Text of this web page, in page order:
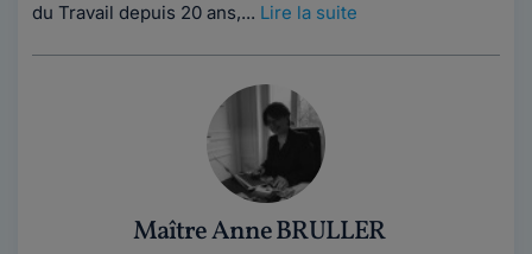
du Travail depuis 20 ans,... Lire la suite
Maître Anne BRULLER